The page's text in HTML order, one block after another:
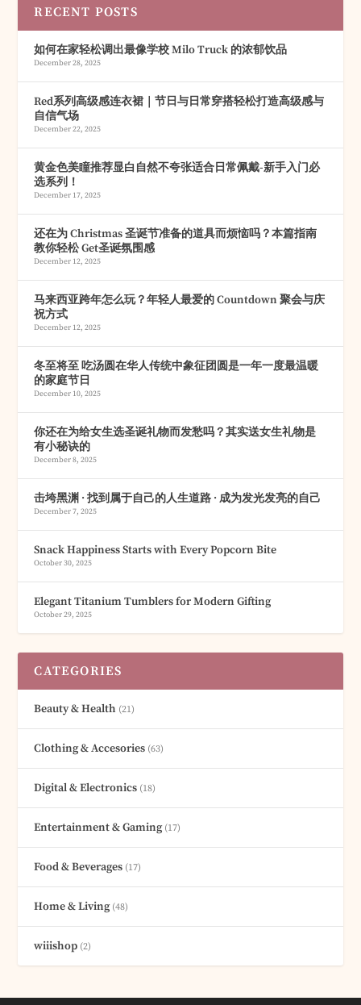
RECENT POSTS
如何在家轻松调出最像学校 Milo Truck 的浓郁饮品
December 28, 2025
Red系列高级感连衣裙｜节日与日常穿搭轻松打造高级感与
自信气场
December 22, 2025
黄金色美瞳推荐显白自然不夸张适合日常佩戴-新手入门必
选系列！
December 17, 2025
还在为 Christmas 圣诞节准备的道具而烦恼吗？本篇指南
教你轻松 Get圣诞氛围感
December 12, 2025
马来西亚跨年怎么玩？年轻人最爱的 Countdown 聚会与庆
祝方式
December 12, 2025
冬至将至 吃汤圆在华人传统中象征团圆是一年一度最温暖
的家庭节日
December 10, 2025
你还在为给女生选圣诞礼物而发愁吗？其实送女生礼物是
有小秘诀的
December 8, 2025
击垮黑渊 · 找到属于自己的人生道路 · 成为发光发亮的自己
December 7, 2025
Snack Happiness Starts with Every Popcorn Bite
October 30, 2025
Elegant Titanium Tumblers for Modern Gifting
October 29, 2025
CATEGORIES
Beauty & Health (21)
Clothing & Accesories (63)
Digital & Electronics (18)
Entertainment & Gaming(17)
Food & Beverages (17)
Home & Living(48)
wiiishop (2)